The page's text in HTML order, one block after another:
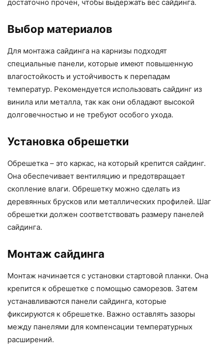
достаточно прочен, чтобы выдержать вес сайдинга.
Выбор материалов
Для монтажа сайдинга на карнизы подходят
специальные панели, которые имеют повышенную
влагостойкость и устойчивость к перепадам
температур. Рекомендуется использовать сайдинг из
винила или металла, так как они обладают высокой
долговечностью и не требуют особого ухода.
Установка обрешетки
Обрешетка – это каркас, на который крепится сайдинг.
Она обеспечивает вентиляцию и предотвращает
скопление влаги. Обрешетку можно сделать из
деревянных брусков или металлических профилей. Шаг
обрешетки должен соответствовать размеру панелей
сайдинга.
Монтаж сайдинга
Монтаж начинается с установки стартовой планки. Она
крепится к обрешетке с помощью саморезов. Затем
устанавливаются панели сайдинга, которые
фиксируются к обрешетке. Важно оставлять зазоры
между панелями для компенсации температурных
расширений.